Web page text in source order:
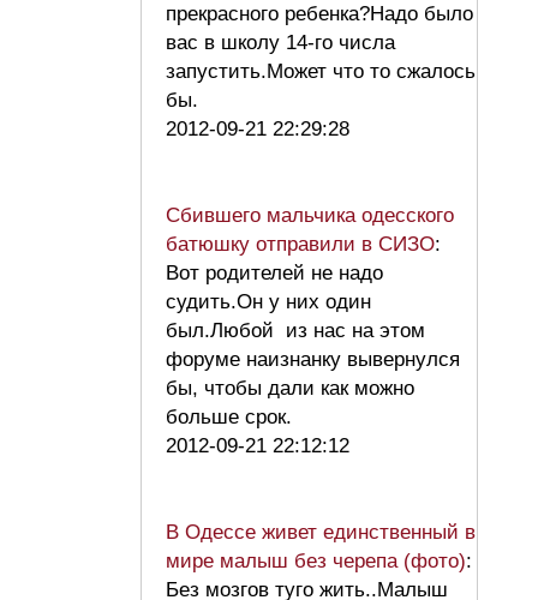
прекрасного ребенка?Надо было
вас в школу 14-го числа
запустить.Может что то сжалось
бы.
2012-09-21 22:29:28
Сбившего мальчика одесского
батюшку отправили в СИЗО:
Вот родителей не надо
судить.Он у них один
был.Любой из нас на этом
форуме наизнанку вывернулся
бы, чтобы дали как можно
больше срок.
2012-09-21 22:12:12
В Одессе живет единственный в
мире малыш без черепа (фото):
Без мозгов туго жить..Малыш